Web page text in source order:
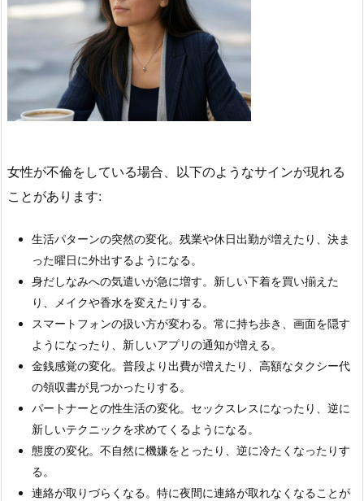
女性が不倫をしている場合、以下のようなサインが現れる
ことがあります:
生活パターンの突然の変化。残業や休日出勤が増えたり、決ま
った曜日に外出するようになる。
身だしなみへの気遣いが急に増す。新しい下着を買い揃えた
り、メイクや香水を変えたりする。
スマートフォンの扱い方が変わる。常に持ち歩き、画面を隠す
ようになったり、新しいアプリの通知が増える。
金銭感覚の変化。普段より出費が増えたり、高額なタクシー代
の領収書が見つかったりする。
パートナーとの性生活の変化。セックスレスになったり、逆に
新しいテクニックを求めてくるようになる。
態度の変化。不自然に機嫌をとったり、逆に冷たくなったりす
る。
連絡が取りづらくなる。特に夜間に連絡が取れなくなることが